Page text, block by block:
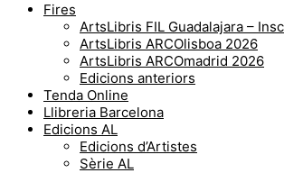
Fires
ArtsLibris FIL Guadalajara –
ArtsLibris ARCOlisboa 2026
ArtsLibris ARCOmadrid 2026
Edicions anteriors
Tenda Online
Llibreria Barcelona
Edicions AL
Edicions d’Artistes
Sèrie AL